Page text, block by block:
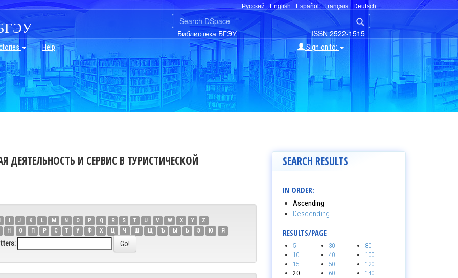
Русский English Español Français Deutsch
ISSN 2522-1515
Библиотека БГЭУ
Help Sign on to:
ДЕЯТЕЛЬНОСТЬ И СЕРВИС В ТУРИСТИЧЕСКОЙ
I J K L M N O P Q R S T U V W X Y
Z
Н О П Р С Т У Ф Х Ц Ч Ш Щ Ъ Ы Ь Э Ю Я
SEARCH RESULTS
IN ORDER:
Ascending
Descending
RESULTS/PAGE
5
10
15
20
30
40
50
60
80
100
120
140